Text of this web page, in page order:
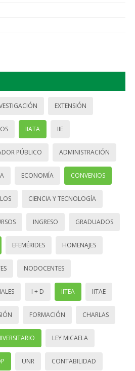
EXTENSIÓN
IIATA IIE
PÚBLICO ADMINISTRACIÓN
ECONOMÍA CONVENIOS
CIENCIA Y TECNOLOGÍA
INGRESO GRADUADOS
EFEMÉRIDES HOMENAJES
NODOCENTES
I + D IITEA IITAE
FORMACIÓN CHARLAS
LEY MICAELA
UNR CONTABILIDAD